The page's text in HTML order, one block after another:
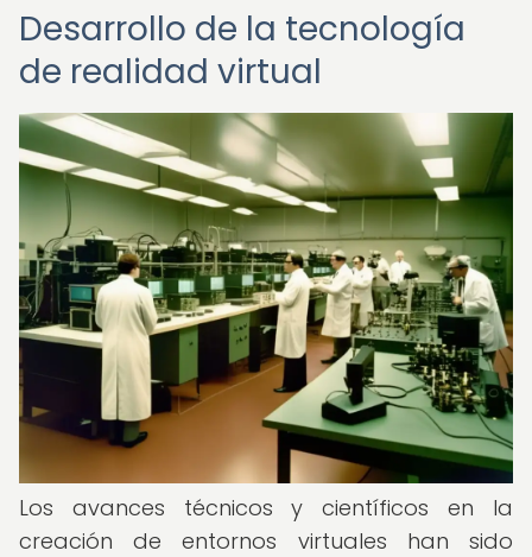
Desarrollo de la tecnología
de realidad virtual
Los avances técnicos y científicos en la
creación de entornos virtuales han sido